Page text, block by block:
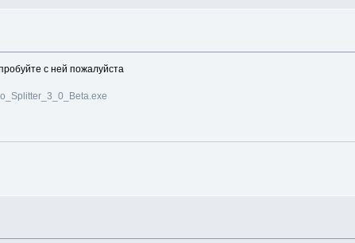
с ней пожалуйста